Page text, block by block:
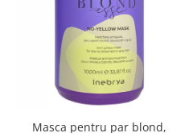
Masca pentru par blond,